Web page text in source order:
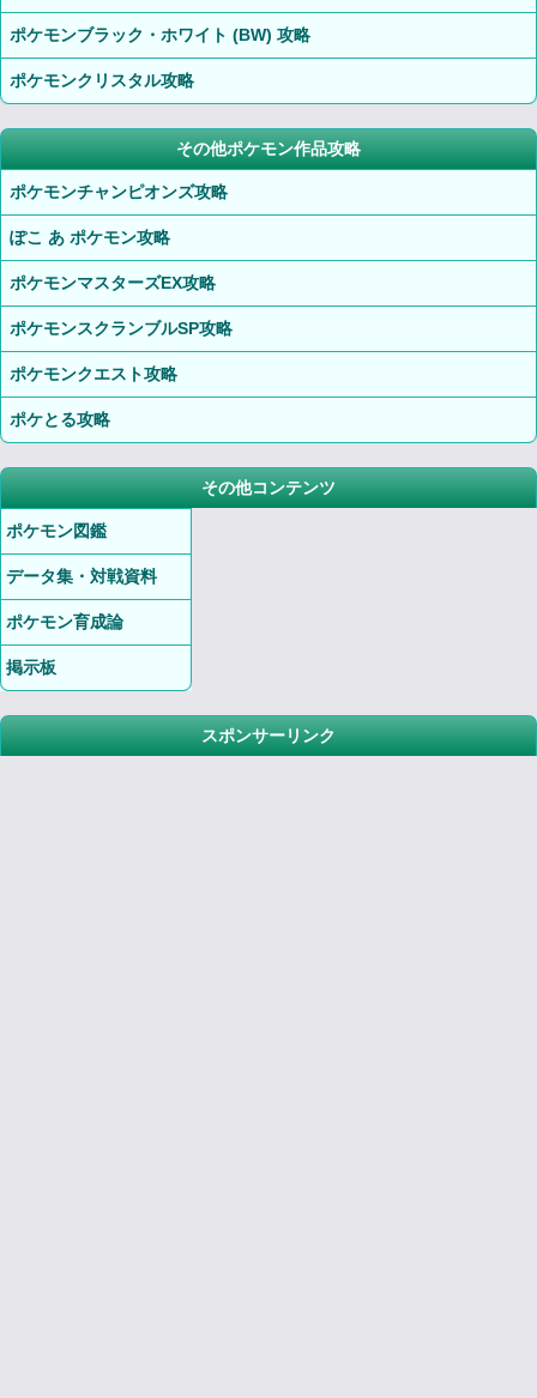
ポケモンブラック・ホワイト (BW) 攻略
ポケモンクリスタル攻略
その他ポケモン作品攻略
ポケモンチャンピオンズ攻略
ぽこ あ ポケモン攻略
ポケモンマスターズEX攻略
ポケモンスクランブルSP攻略
ポケモンクエスト攻略
ポケとる攻略
その他コンテンツ
ポケモン図鑑
データ集・対戦資料
ポケモン育成論
掲示板
スポンサーリンク